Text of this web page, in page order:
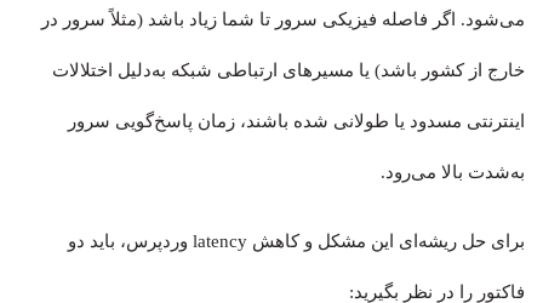
می‌شود. اگر فاصله فیزیکی سرور تا شما زیاد باشد (مثلاً سرور در
خارج از کشور باشد) یا مسیرهای ارتباطی شبکه به‌دلیل اختلالات
اینترنتی مسدود یا طولانی شده باشند، زمان پاسخ‌گویی سرور
به‌شدت بالا می‌رود.
برای حل ریشه‌ای این مشکل و کاهش latency وردپرس، باید دو
فاکتور را در نظر بگیرید: